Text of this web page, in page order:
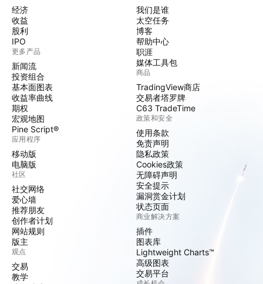
经济
收益
股利
IPO
更多产品
新闻流
投资组合
基本面图表
收益率曲线
期权
宏观地图
Pine Script®
应用程序
移动版
电脑版
社区
社交网络
爱心墙
推荐朋友
创作者计划
网站规则
版主
观点
交易
教学
我们是谁
太空任务
博客
帮助中心
职涯
媒体工具包
商品
TradingView商店
交易者塔罗牌
C63 TradeTime
政策和安全
使用条款
免责声明
隐私政策
Cookies政策
无障碍声明
安全提示
漏洞赏金计划
状态页面
商业解决方案
插件
图表库
Lightweight Charts™
高级图表
交易平台